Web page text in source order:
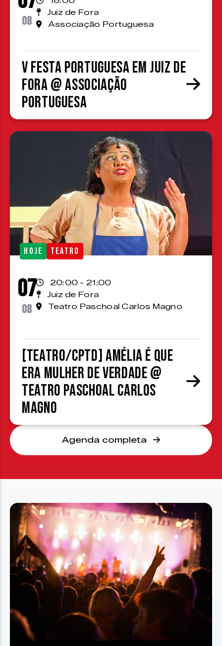
08
Juiz de Fora
Associação Portuguesa
V Festa Portuguesa em Juiz de
Fora @ Associação
Portuguesa
HOJE TEATRO
07
08
20:00 - 21:00
Juiz de Fora
Teatro Paschoal Carlos Magno
[TEATRO/CPTD] Amélia é que
era mulher de verdade @
Teatro Paschoal Carlos
Magno
Agenda completa